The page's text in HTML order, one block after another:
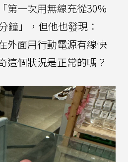
第一次用無線充從30%
鐘」，但他也發現：
外面用行動電源有線快
這個狀況是正常的嗎？